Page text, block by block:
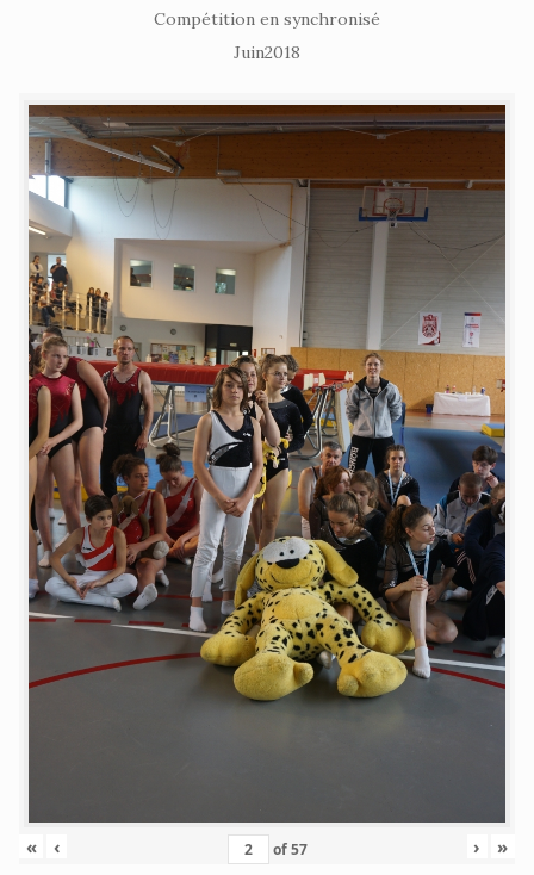
Compétition en synchronisé
Juin2018
« ‹ of57 › »